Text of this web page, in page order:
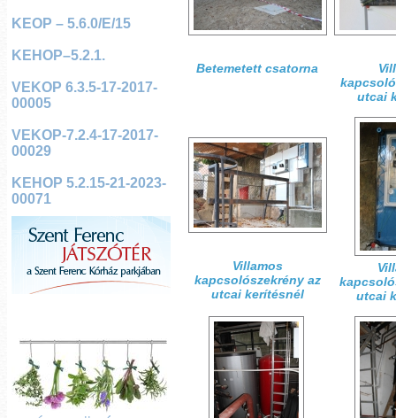
KEOP – 5.6.0/E/15
KEHOP–5.2.1.
VEKOP 6.3.5-17-2017-
00005
VEKOP-7.2.4-17-2017-
00029
KEHOP 5.2.15-21-2023-
00071
Betemetett csatorna
utcai
Villamos
kapcsolószekrény az
utcai kerítésnél
utcai